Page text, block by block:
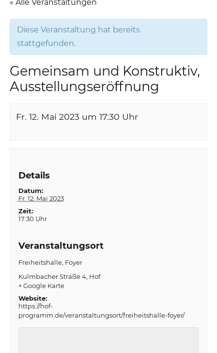
« Alle Veranstaltungen
Diese Veranstaltung hat bereits
stattgefunden.
Gemeinsam und Konstruktiv,
Ausstellungseröffnung
Fr. 12. Mai 2023 um 17:30 Uhr
Details
Datum:
Fr. 12. Mai 2023
Zeit:
17:30 Uhr
Veranstaltungsort
Freiheitshalle, Foyer
Kulmbacher Straße 4 Hof
+ Google Karte
Website:
https://hof-
programm.de/veranstaltungsort/freiheitshalle-foyer/